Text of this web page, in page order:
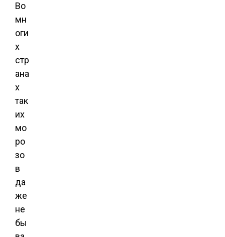
Во
мн
оги
х
стр
ана
х
так
их
мо
ро
зо
в
да
же
не
бы